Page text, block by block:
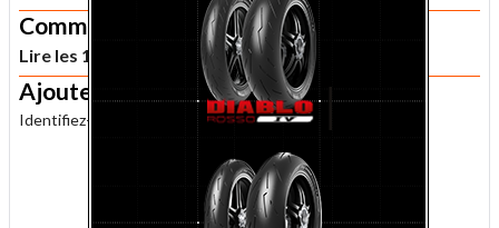
Commentaires
Lire les 10 commentaires lecteur sur cet article
Ajouter un commentaire
Identifiez-vous pour publier un commentaire.